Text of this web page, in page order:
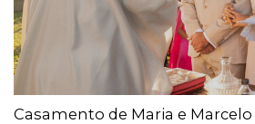
Casamento de Maria e Marcelo